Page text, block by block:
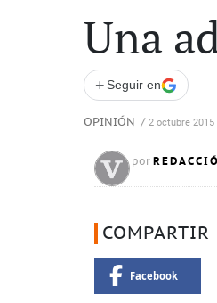
Una
+ Seguir en
OPINIÓN / 2 octubre 2015
por
COMPARTIR
Facebook